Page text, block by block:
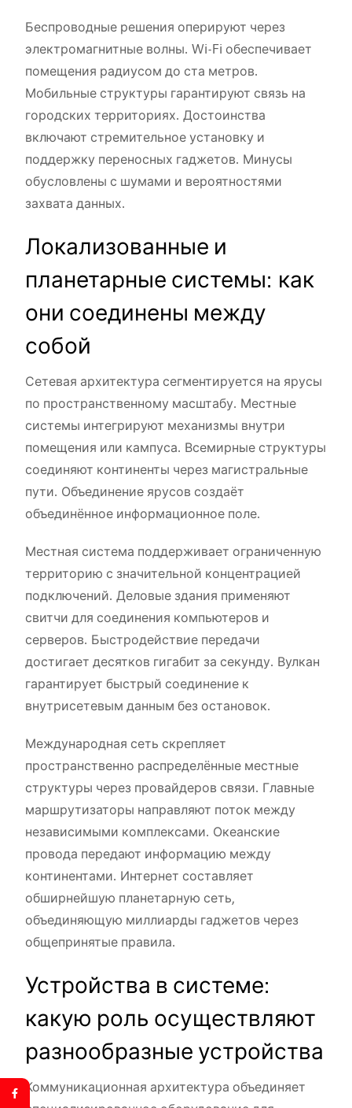
Беспроводные решения оперируют через
электромагнитные волны. Wi-Fi обеспечивает
помещения радиусом до ста метров.
Мобильные структуры гарантируют связь на
городских территориях. Достоинства
включают стремительное установку и
поддержку переносных гаджетов. Минусы
обусловлены с шумами и вероятностями
захвата данных.
Локализованные и
планетарные системы: как
они соединены между
собой
Сетевая архитектура сегментируется на ярусы
по пространственному масштабу. Местные
системы интегрируют механизмы внутри
помещения или кампуса. Всемирные структуры
соединяют континенты через магистральные
пути. Объединение ярусов создаёт
объединённое информационное поле.
Местная система поддерживает ограниченную
территорию с значительной концентрацией
подключений. Деловые здания применяют
свитчи для соединения компьютеров и
серверов. Быстродействие передачи
достигает десятков гигабит за секунду. Вулкан
гарантирует быстрый соединение к
внутрисетевым данным без остановок.
Международная сеть скрепляет
пространственно распределённые местные
структуры через провайдеров связи. Главные
маршрутизаторы направляют поток между
независимыми комплексами. Океанские
провода передают информацию между
континентами. Интернет составляет
обширнейшую планетарную сеть,
объединяющую миллиарды гаджетов через
общепринятые правила.
Устройства в системе:
какую роль осуществляют
разнообразные устройства
Коммуникационная архитектура объединяет